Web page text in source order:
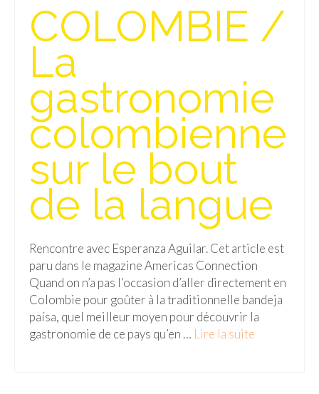
GUIDES FOOD
– Berlin
– Munich
BOLIVIE
– Sucre
CHILI
CHINE
– Beijing
– Guilin
– Xi’an
CORÉE DU SUD
COLOMBIE /
La
gastronomie
colombienne
sur le bout
de la langue
Rencontre avec Esperanza Aguilar. Cet article est
paru dans le magazine Americas Connection
Quand on n’a pas l’occasion d’aller directement en
Colombie pour goûter à la traditionnelle bandeja
paísa, quel meilleur moyen pour découvrir la
gastronomie de ce pays qu’en … Lire la suite­­